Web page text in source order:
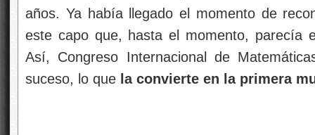
años. Ya había llegado el momento de
este capo que, hasta el momento, parecía
Así, Congreso Internacional de
suceso, lo que la convierte en la primera